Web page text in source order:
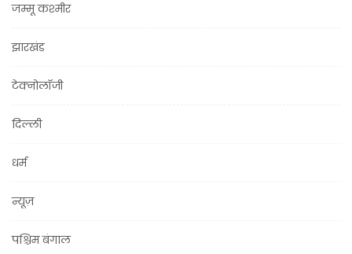
जम्मू कश्मीर
झारखंड
टेक्नोलॉजी
दिल्ली
धर्म
न्यूज़
पश्चिम बंगाल